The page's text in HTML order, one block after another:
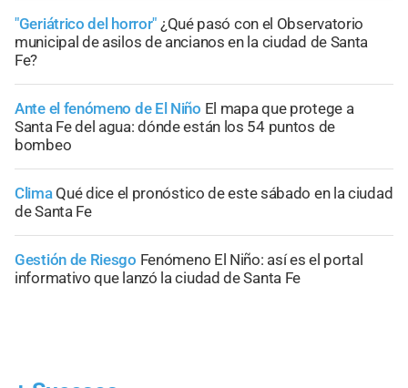
"Geriátrico del horror" ¿Qué pasó con el Observatorio
municipal de asilos de ancianos en la ciudad de Santa
Fe?
Ante el fenómeno de El Niño El mapa que protege a
Santa Fe del agua: dónde están los 54 puntos de
bombeo
Clima Qué dice el pronóstico de este sábado en la ciudad
de Santa Fe
Gestión de Riesgo Fenómeno El Niño: así es el portal
informativo que lanzó la ciudad de Santa Fe